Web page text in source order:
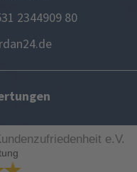
2344909 80